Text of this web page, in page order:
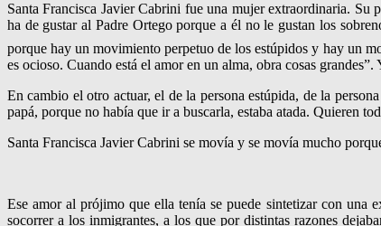
Santa Francisca Javier Cabrini fue una mujer extraordinaria.
ha de gustar al Padre Ortego porque a él no le gustan los
porque hay un movimiento perpetuo de los estúpidos y hay un
es ocioso. Cuando está el amor en un alma, obra cosas
En cambio el otro actuar, el de la persona estúpida, de la
papá, porque no había que ir a buscarla, estaba atada. Quieren
Santa Francisca Javier Cabrini se movía y se movía mucho
Ese amor al prójimo que ella tenía se puede sintetizar con una
socorrer a los inmigrantes, a los que por distintas razones